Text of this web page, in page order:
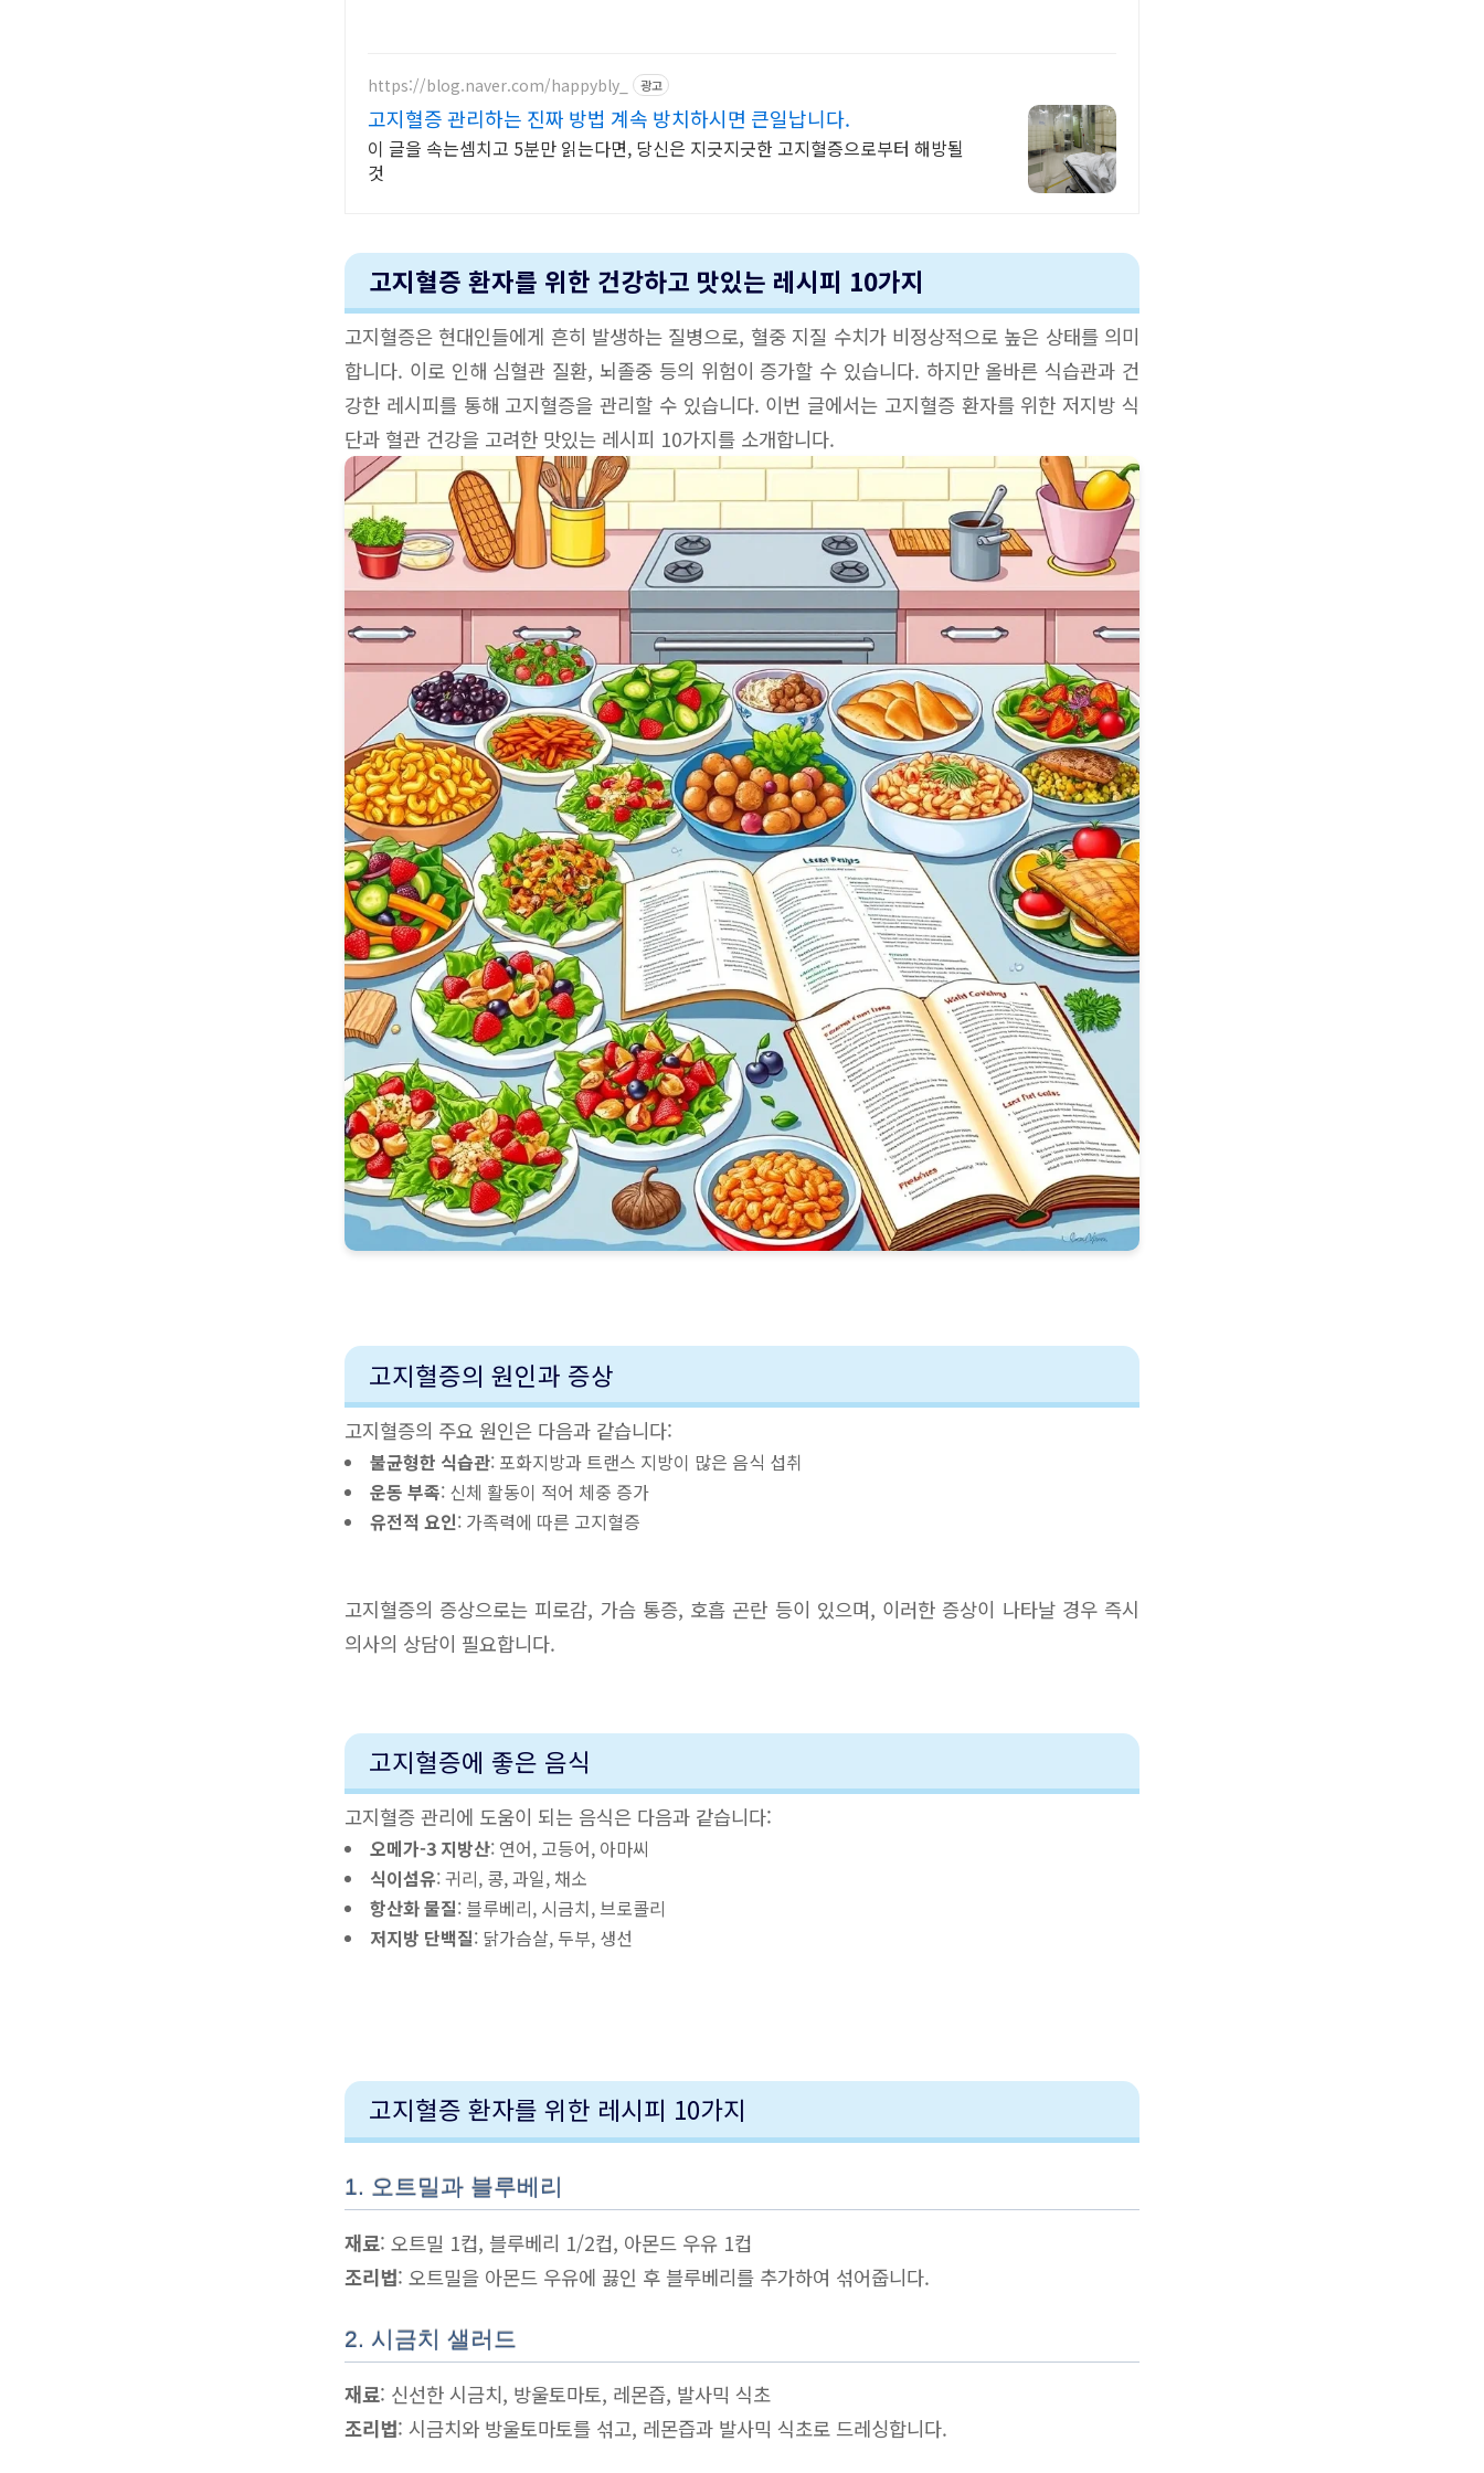
https://blog.naver.com/happybly_ 광고
고지혈증 관리하는 진짜 방법 계속 방치하시면 큰일납니다.
이 글을 속는셈치고 5분만 읽는다면, 당신은 지긋지긋한 고지혈증으로부터 해방될
것
고지혈증 환자를 위한 건강하고 맛있는 레시피 10가지
고지혈증은 현대인들에게 흔히 발생하는 질병으로, 혈중 지질 수치가 비정상적으로 높은 상태를 의미
합니다. 이로 인해 심혈관 질환, 뇌졸중 등의 위험이 증가할 수 있습니다. 하지만 올바른 식습관과 건
강한 레시피를 통해 고지혈증을 관리할 수 있습니다. 이번 글에서는 고지혈증 환자를 위한 저지방 식
단과 혈관 건강을 고려한 맛있는 레시피 10가지를 소개합니다.
고지혈증의 원인과 증상
고지혈증의 주요 원인은 다음과 같습니다:
불균형한 식습관: 포화지방과 트랜스 지방이 많은 음식 섭취
운동 부족: 신체 활동이 적어 체중 증가
유전적 요인: 가족력에 따른 고지혈증
고지혈증의 증상으로는 피로감, 가슴 통증, 호흡 곤란 등이 있으며, 이러한 증상이 나타날 경우 즉시
의사의 상담이 필요합니다.
고지혈증에 좋은 음식
고지혈증 관리에 도움이 되는 음식은 다음과 같습니다:
오메가-3 지방산: 연어, 고등어, 아마씨
식이섬유: 귀리, 콩, 과일, 채소
항산화 물질: 블루베리, 시금치, 브로콜리
저지방 단백질: 닭가슴살, 두부, 생선
고지혈증 환자를 위한 레시피 10가지
1. 오트밀과 블루베리
재료: 오트밀 1컵, 블루베리 1/2컵, 아몬드 우유 1컵
조리법: 오트밀을 아몬드 우유에 끓인 후 블루베리를 추가하여 섞어줍니다.
2. 시금치 샐러드
재료: 신선한 시금치, 방울토마토, 레몬즙, 발사믹 식초
조리법: 시금치와 방울토마토를 섞고, 레몬즙과 발사믹 식초로 드레싱합니다.